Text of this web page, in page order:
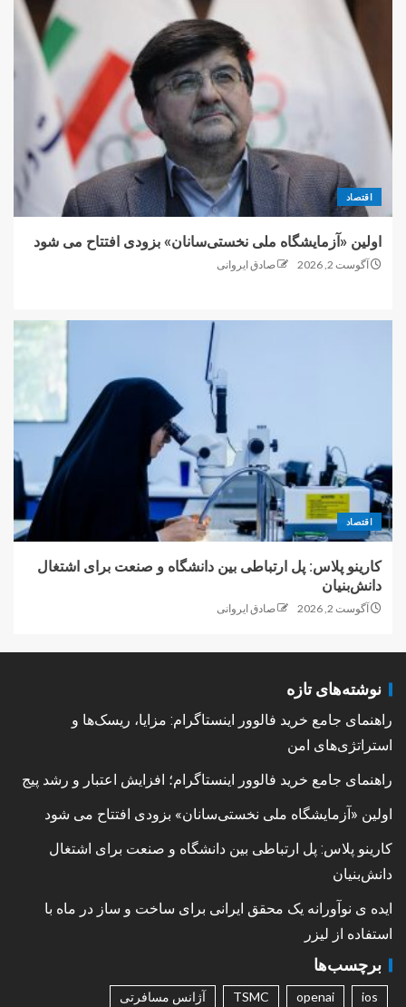
اقتصاد
اولین «آزمایشگاه ملی نخستی‌سانان» بزودی افتتاح می شود
آگوست 2, 2026 صادق ایروانی
اقتصاد
کارینو پلاس: پل ارتباطی بین دانشگاه و صنعت برای اشتغال
دانش‌بنیان
آگوست 2, 2026 صادق ایروانی
نوشته‌های تازه
راهنمای جامع خرید فالوور اینستاگرام: مزایا، ریسک‌ها و
استراتژی‌های امن
راهنمای جامع خرید فالوور اینستاگرام؛ افزایش اعتبار و رشد پیج
اولین «آزمایشگاه ملی نخستی‌سانان» بزودی افتتاح می شود
کارینو پلاس: پل ارتباطی بین دانشگاه و صنعت برای اشتغال
دانش‌بنیان
ایده ی نوآورانه یک محقق ایرانی برای ساخت و ساز در ماه با
استفاده از لیزر
برچسب‌ها
ios
openai
TSMC
آژانس مسافرتی